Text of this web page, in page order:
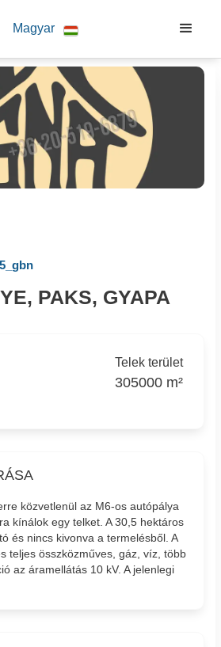
Magyar
PAKS, GYAPA
Telek terület
305000 m²
közvetlenül az M6-os autópálya
kínálok egy telket. A 30,5 hektáros
és nincs kivonva a termelésből. A
teljes összközműves, gáz, víz, több
az áramellátás 10 kV. A jelenlegi